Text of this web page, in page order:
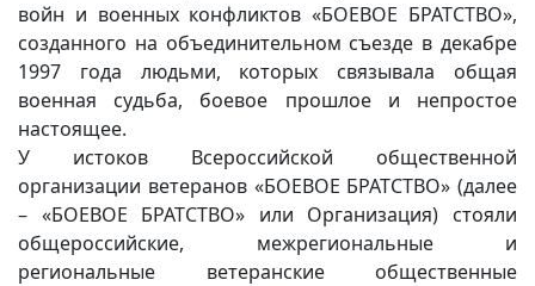
войн и военных конфликтов «БОЕВОЕ БРАТСТВО»,
созданного на объединительном съезде в декабре
1997 года людьми, которых связывала общая
военная судьба, боевое прошлое и непростое
настоящее.
У истоков Всероссийской общественной
организации ветеранов «БОЕВОЕ БРАТСТВО» (далее
– «БОЕВОЕ БРАТСТВО» или Организация) стояли
общероссийские, межрегиональные и
региональные ветеранские общественные